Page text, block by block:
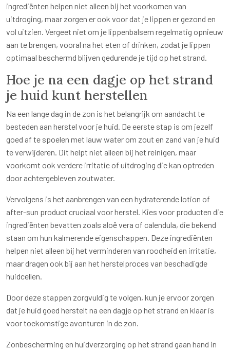
ingrediënten helpen niet alleen bij het voorkomen van
uitdroging, maar zorgen er ook voor dat je lippen er gezond en
vol uitzien. Vergeet niet om je lippenbalsem regelmatig opnieuw
aan te brengen, vooral na het eten of drinken, zodat je lippen
optimaal beschermd blijven gedurende je tijd op het strand.
Hoe je na een dagje op het strand
je huid kunt herstellen
Na een lange dag in de zon is het belangrijk om aandacht te
besteden aan herstel voor je huid. De eerste stap is om jezelf
goed af te spoelen met lauw water om zout en zand van je huid
te verwijderen. Dit helpt niet alleen bij het reinigen, maar
voorkomt ook verdere irritatie of uitdroging die kan optreden
door achtergebleven zoutwater.
Vervolgens is het aanbrengen van een hydraterende lotion of
after-sun product cruciaal voor herstel. Kies voor producten die
ingrediënten bevatten zoals aloë vera of calendula, die bekend
staan om hun kalmerende eigenschappen. Deze ingrediënten
helpen niet alleen bij het verminderen van roodheid en irritatie,
maar dragen ook bij aan het herstelproces van beschadigde
huidcellen.
Door deze stappen zorgvuldig te volgen, kun je ervoor zorgen
dat je huid goed herstelt na een dagje op het strand en klaar is
voor toekomstige avonturen in de zon.
Zonbescherming en huidverzorging op het strand gaan hand in